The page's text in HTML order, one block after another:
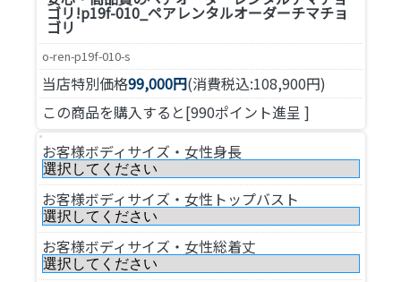
ゴリ!p19f-010_ペアレンタルオーダーチマチョ
ゴリ
o-ren-p19f-010-s
当店特別価格99,000円(消費税込:108,900円)
この商品を購入すると[990ポイント進呈 ]
お客様ボディサイズ・女性身長
お客様ボディサイズ・女性トップバスト
お客様ボディサイズ・女性総着丈